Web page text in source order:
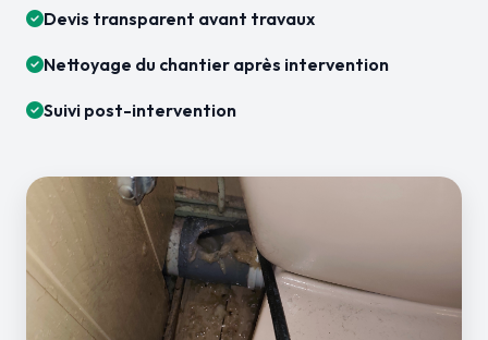
Devis transparent avant travaux
Nettoyage du chantier après intervention
Suivi post-intervention